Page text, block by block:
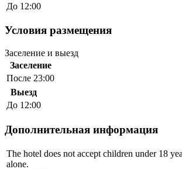
До 12:00
Условия размещения
Заселение и выезд
Заселение
После 23:00
Выезд
До 12:00
Дополнительная информация
The hotel does not accept children under 18
alone.